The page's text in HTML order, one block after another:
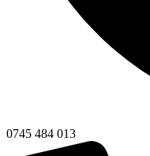
0745 484 013